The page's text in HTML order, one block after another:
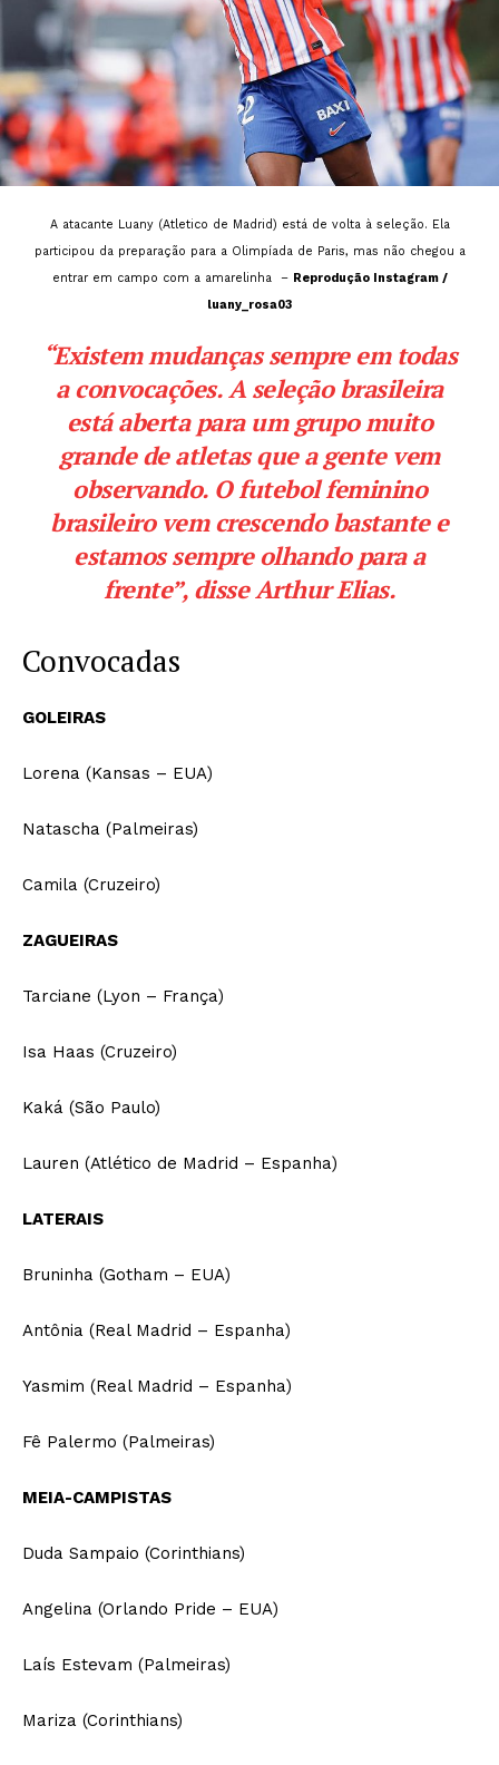
A atacante Luany (Atletico de Madrid) está de volta à seleção. Ela
participou da preparação para a Olimpíada de Paris, mas não chegou a
entrar em campo com a amarelinha – Reprodução Instagram /
luany_rosa03
“Existem mudanças sempre em todas
a convocações. A seleção brasileira
está aberta para um grupo muito
grande de atletas que a gente vem
observando. O futebol feminino
brasileiro vem crescendo bastante e
estamos sempre olhando para a
frente”, disse Arthur Elias.
Convocadas
GOLEIRAS
Lorena (Kansas – EUA)
Natascha (Palmeiras)
Camila (Cruzeiro)
ZAGUEIRAS
Tarciane (Lyon – França)
Isa Haas (Cruzeiro)
Kaká (São Paulo)
Lauren (Atlético de Madrid – Espanha)
LATERAIS
Bruninha (Gotham – EUA)
Antônia (Real Madrid – Espanha)
Yasmim (Real Madrid – Espanha)
Fê Palermo (Palmeiras)
MEIA-CAMPISTAS
Duda Sampaio (Corinthians)
Angelina (Orlando Pride – EUA)
Laís Estevam (Palmeiras)
Mariza (Corinthians)